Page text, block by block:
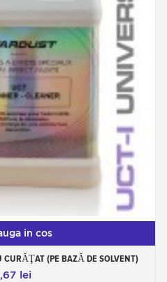
in cos
(PE BAZĂ DE SOLVENT)
lei